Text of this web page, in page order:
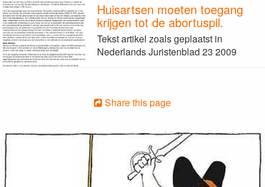
Huisartsen moeten toegang
krijgen tot de abortuspil.
Tekst artikel zoals geplaatst in
Nederlands Juristenblad 23 2009
Share this page